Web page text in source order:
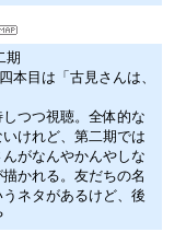
期
本目は「古見さんは、
つつ視聴。全体的な
けれど、第二期では
がなんやかんやしな
かれる。友だちの名
ネタがあるけど、後